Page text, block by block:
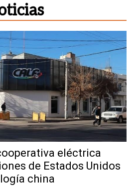
eléctrica
de Estados Unidos
china